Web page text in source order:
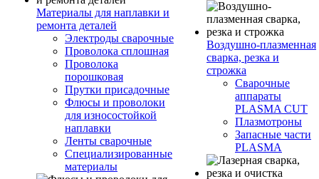
Материалы для наплавки и
ремонта деталей
Электроды сварочные
Проволока сплошная
Проволока
порошковая
Прутки присадочные
Флюсы и проволоки
для износостойкой
наплавки
Ленты сварочные
Специализированные
материалы
Воздушно-плазменная
сварка, резка и
строжка
Сварочные
аппараты
PLASMA CUT
Плазмотроны
Запасные части
PLASMA